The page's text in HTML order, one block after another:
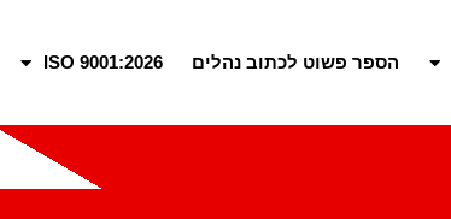
הספר פשוט לכתוב נהלים​ ISO 9001:2026